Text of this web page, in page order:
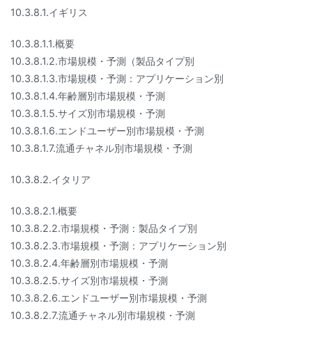
10.3.8.1.イギリス
10.3.8.1.1.概要
10.3.8.1.2.市場規模・予測（製品タイプ別
10.3.8.1.3.市場規模・予測：アプリケーション別
10.3.8.1.4.年齢層別市場規模・予測
10.3.8.1.5.サイズ別市場規模・予測
10.3.8.1.6.エンドユーザー別市場規模・予測
10.3.8.1.7.流通チャネル別市場規模・予測
10.3.8.2.イタリア
10.3.8.2.1.概要
10.3.8.2.2.市場規模・予測：製品タイプ別
10.3.8.2.3.市場規模・予測：アプリケーション別
10.3.8.2.4.年齢層別市場規模・予測
10.3.8.2.5.サイズ別市場規模・予測
10.3.8.2.6.エンドユーザー別市場規模・予測
10.3.8.2.7.流通チャネル別市場規模・予測